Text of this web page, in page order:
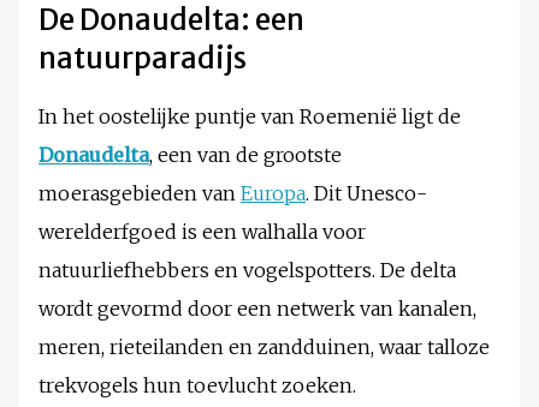
De Donaudelta: een
natuurparadijs
In het oostelijke puntje van Roemenië ligt de
Donaudelta, een van de grootste
moerasgebieden van Europa. Dit Unesco-
werelderfgoed is een walhalla voor
natuurliefhebbers en vogelspotters. De delta
wordt gevormd door een netwerk van kanalen,
meren, rieteilanden en zandduinen, waar talloze
trekvogels hun toevlucht zoeken.